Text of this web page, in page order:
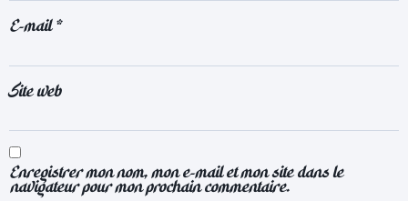
E-mail*
Site web
Enregistrer mon nom, mon e-mail et mon site dans le
navigateur pour mon prochain commentaire.